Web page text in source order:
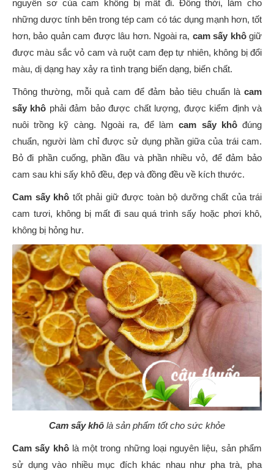
nguyên sơ của cam không bị mất đi. Đồng thời, làm cho
những dược tính bên trong tép cam có tác dụng mạnh hơn, tốt
hơn, bảo quản cam được lâu hơn. Ngoài ra, cam sấy khôgiữ
được màu sắc vỏ cam và ruột cam đẹp tự nhiên, không bị đổi
màu, dị dạng hay xảy ra tình trạng biến dạng, biến chất.
Thông thường, mỗi quả cam để đảm bảo tiêu chuẩn là cam
sấy khô phải đảm bảo được chất lượng, được kiểm định và
nuôi trồng kỹ càng. Ngoài ra, để làmcam sấy khôđúng
chuẩn, người làm chỉ được sử dụng phần giữa của trái cam.
Bỏ đi phần cuống, phần đầu và phần nhiều vỏ, để đảm bảo
cam sau khi sấy khô đều, đẹp và đồng đều về kích thước.
Cam sấy khô tốt phải giữ được toàn bộ dưỡng chất của trái
cam tươi, không bị mất đi sau quá trình sấy hoặc phơi khô,
không bị hỏng hư.
Cam sấy khô là sản phẩm tốt cho sức khỏe
Cam sấy khôlà một trong những loại nguyên liệu, sản phẩm
sử dụng vào nhiều mục đích khác nhau như pha trà, pha